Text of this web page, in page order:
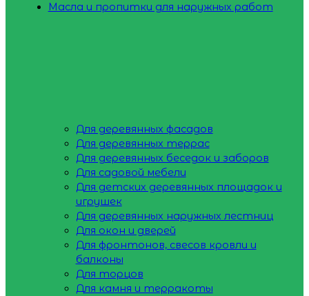
Масла и пропитки для наружных работ
Для деревянных фасадов
Для деревянных террас
Для деревянных беседок и заборов
Для садовой мебели
Для детских деревянных площадок и
игрушек
Для деревянных наружных лестниц
Для окон и дверей
Для фронтонов, свесов кровли и
балконы
Для торцов
Для камня и терракоты